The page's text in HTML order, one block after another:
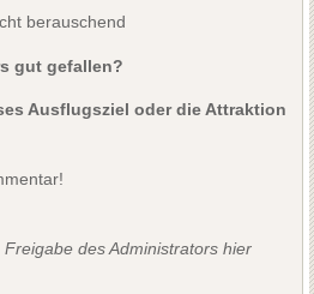
berauschend
gut gefallen?
Ausflugsziel oder die Attraktion
des Administrators hier